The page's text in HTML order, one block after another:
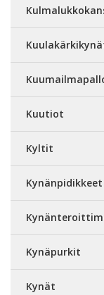
Kuutiot
Kyltit
Kynänpidikkeet
Kynäpurkit
Kynät